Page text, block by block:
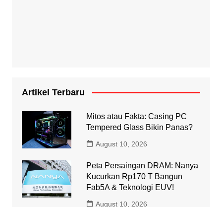
Artikel Terbaru
Mitos atau Fakta: Casing PC
Tempered Glass Bikin Panas?
August 10, 2026
Peta Persaingan DRAM: Nanya
Kucurkan Rp170 T Bangun
Fab5A & Teknologi EUV!
August 10, 2026